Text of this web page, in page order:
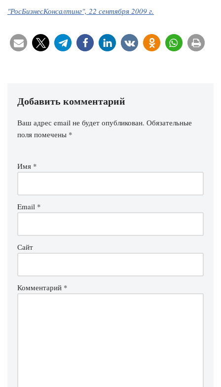
"РосБизнесКонсалтинг", 22 сентября 2009 г.
Добавить комментарий
Ваш адрес email не будет опубликован. Обязательные
поля помечены *
Имя *
Email *
Сайт
Комментарий *